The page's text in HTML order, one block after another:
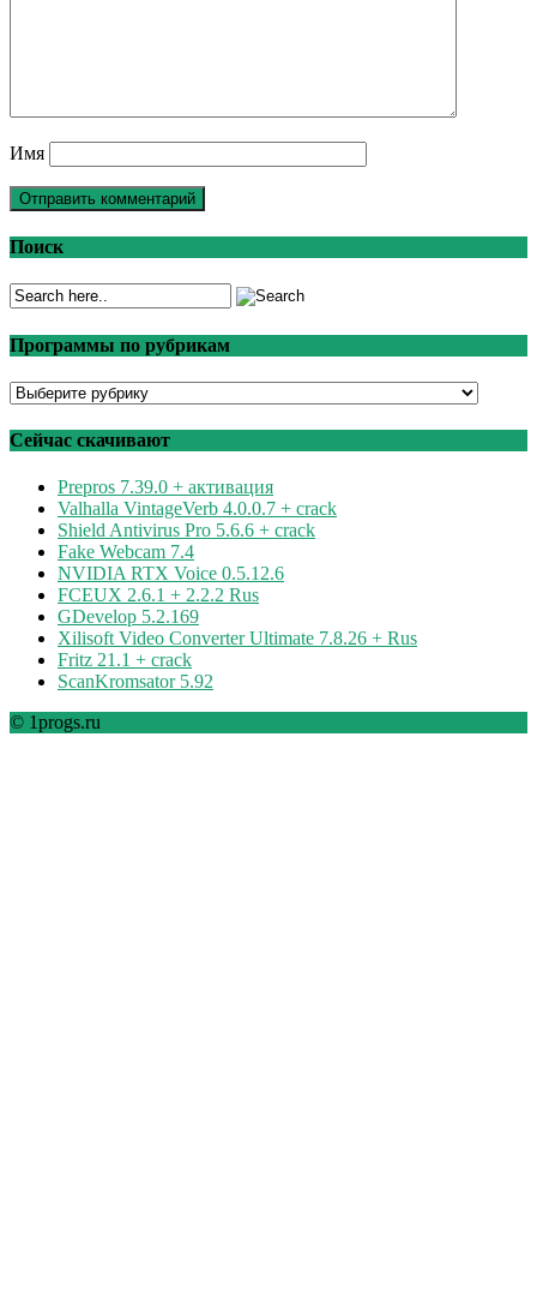
Имя
Поиск
Программы по рубрикам
Программы
рубрикам
Сейчас скачивают
Prepros 7.39.0 + активация
Valhalla VintageVerb 4.0.0.7 + crack
Shield Antivirus Pro 5.6.6 + crack
Fake Webcam 7.4
NVIDIA RTX Voice 0.5.12.6
FCEUX 2.6.1 + 2.2.2 Rus
GDevelop 5.2.169
Xilisoft Video Converter Ultimate 7.8.26 + Rus
Fritz 21.1 + crack
ScanKromsator 5.92
© 1progs.ru